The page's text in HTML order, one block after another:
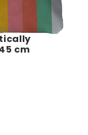
Bag Fatty
Dungi
cm